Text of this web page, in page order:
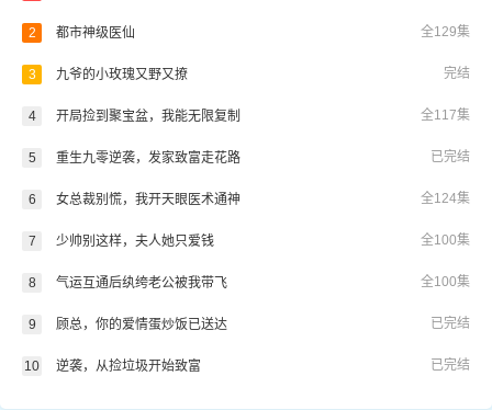
全129集
2 都市神级医仙
完结
3 九爷的小玫瑰又野又撩
全117集
4 开局捡到聚宝盆，我能无限复制
已完结
5 重生九零逆袭，发家致富走花路
全124集
6 女总裁别慌，我开天眼医术通神
全100集
7 少帅别这样，夫人她只爱钱
全100集
8 气运互通后纨绔老公被我带飞
已完结
9 顾总，你的爱情蛋炒饭已送达
已完结
10 逆袭，从捡垃圾开始致富